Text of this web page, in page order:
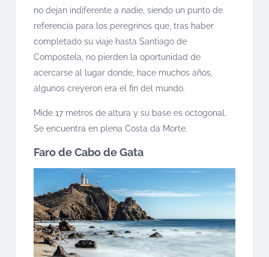
no dejan indiferente a nadie, siendo un punto de
referencia para los peregrinos que, tras haber
completado su viaje hasta Santiago de
Compostela, no pierden la oportunidad de
acercarse al lugar donde, hace muchos años,
algunos creyeron era el fin del mundo.
Mide 17 metros de altura y su base es octogonal.
Se encuentra en plena Costa da Morte.
Faro de Cabo de Gata